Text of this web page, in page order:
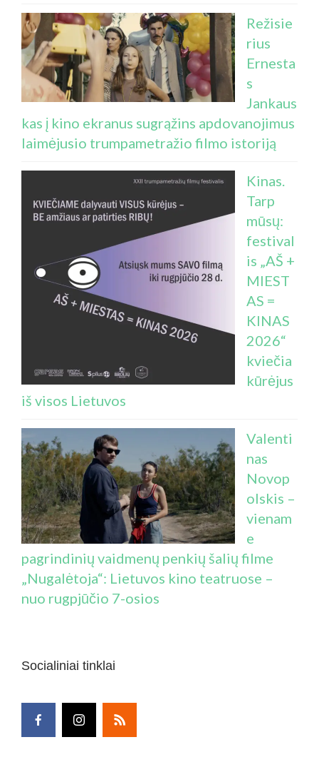
Režisie
rius
Ernesta
s
Jankaus
kas į kino ekranus sugrąžins apdovanojimus
laimėjusio trumpametražio filmo istoriją
Kinas.
Tarp
mūsų:
festival
is „AŠ +
MIEST
AS =
KINAS
2026“
kviečia
kūrėjus
iš visos Lietuvos
Valenti
nas
Novop
olskis –
vienam
e
pagrindinių vaidmenų penkių šalių filme
„Nugalėtoja“: Lietuvos kino teatruose –
nuo rugpjūčio 7-osios
Socialiniai tinklai